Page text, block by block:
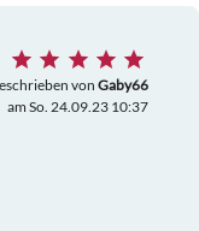
vonGaby66
am So. 24.09.23 10:37